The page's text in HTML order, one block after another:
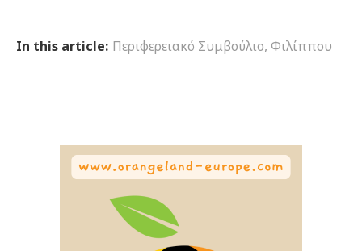
In this article: Περιφερειακό Συμβούλιο, Φιλίππου